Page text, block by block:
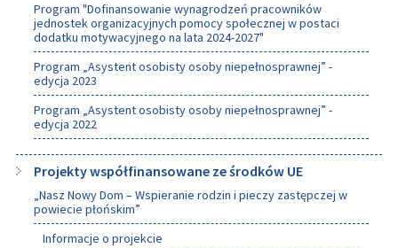
Program "Dofinansowanie wynagrodzeń pracowników
jednostek organizacyjnych pomocy społecznej w postaci
dodatku motywacyjnego na lata 2024-2027"
Program „Asystent osobisty osoby niepełnosprawnej” -
edycja 2023
Program „Asystent osobisty osoby niepełnosprawnej” -
edycja 2022
Projekty współfinansowane ze środków UE
„Nasz Nowy Dom – Wspieranie rodzin i pieczy zastępczej w
powiecie płońskim”
Informacje o projekcie